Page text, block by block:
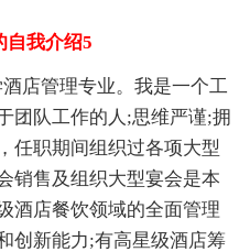
自我介绍5
店管理专业。我是一个工
团队工作的人;思维严谨;拥
任职期间组织过各项大型
销售及组织大型宴会是本
酒店餐饮领域的全面管理
创新能力;有高星级酒店筹